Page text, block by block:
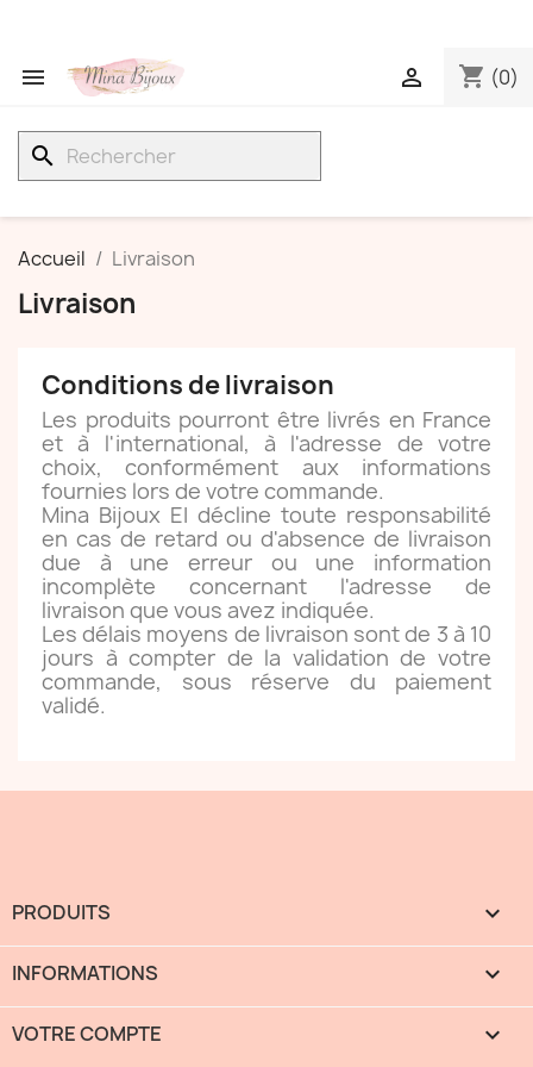
 shopping_cart (0)

search
Accueil Livraison
Livraison
Conditions de livraison
Les produits pourront être livrés en France
et à l'international, à l'adresse de votre
choix, conformément aux informations
fournies lors de votre commande.
Mina Bijoux EI décline toute responsabilité
en cas de retard ou d'absence de livraison
due à une erreur ou une information
incomplète concernant l'adresse de
livraison que vous avez indiquée.
Les délais moyens de livraison sont de 3 à 10
jours à compter de la validation de votre
commande, sous réserve du paiement
validé.
PRODUITS 
INFORMATIONS 
VOTRE COMPTE 